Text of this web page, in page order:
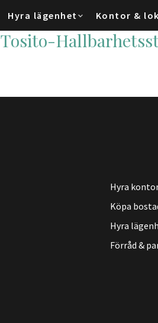
Hyra lägenhet Kontor &
Tosito-
Hyra
Köpa
Hyra
Förråd &